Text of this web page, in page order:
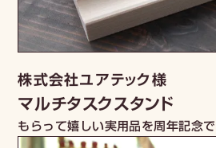
株式会社ユアテック様
マルチタスクスタンド
もらって嬉しい実用品を周年記念で